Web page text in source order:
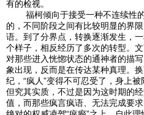
有的检视。
福柯倾向于接受一种不连续性的
的，不同阶段之间有比较明显的界
语。到了分界点，转换逐渐发生，
个样子，相反经历了多次的转型。
对那些进入恍惚状态的通神者的描
象出现，反而是在传达某种真理。
纪，“疯人”变得不可忍受了，身上
但究其实质，不过是因为这时期的
值，而那些疯言疯语、无法完成要